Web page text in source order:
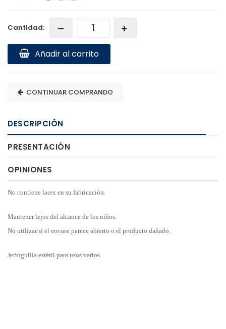
Cantidad:
Añadir al carrito
CONTINUAR COMPRANDO
DESCRIPCIÓN
PRESENTACIÓN
OPINIONES
No contiene latex en su fabricación.
Mantener lejos del alcance de los niños.
No utilizar si el envase parece abierto o el producto dañado.
Jeringuilla estéril para usos varios.